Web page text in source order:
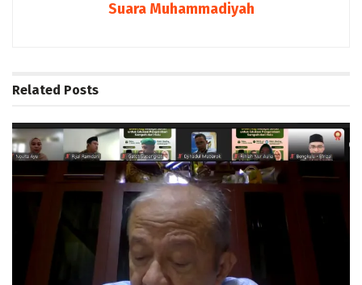
Suara Muhammadiyah
Related Posts